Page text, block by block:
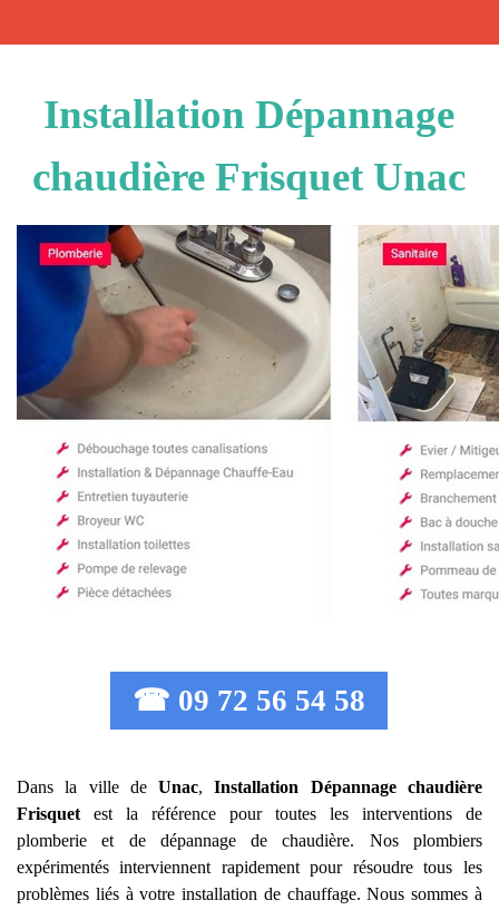
Installation Dépannage
chaudière Frisquet Unac
☎ 09 72 56 54 58
Dans la ville de Unac,Installation Dépannage chaudière
Frisquet est la référence pour toutes les interventions de
plomberie et de dépannage de chaudière. Nos plombiers
expérimentés interviennent rapidement pour résoudre tous les
problèmes liés à votre installation de chauffage. Nous sommes à